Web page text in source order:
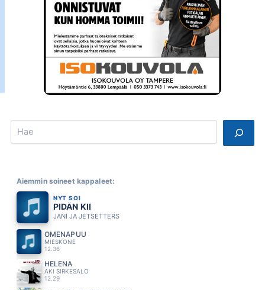
Search
Aiemmin soineet kappaleet:
NYT SOI
PIDÄN KII
JANI JA JETSETTERS
OMENAPUU
MIESKONE
12.36
HELENA
AKI SIRKESALO
12.29